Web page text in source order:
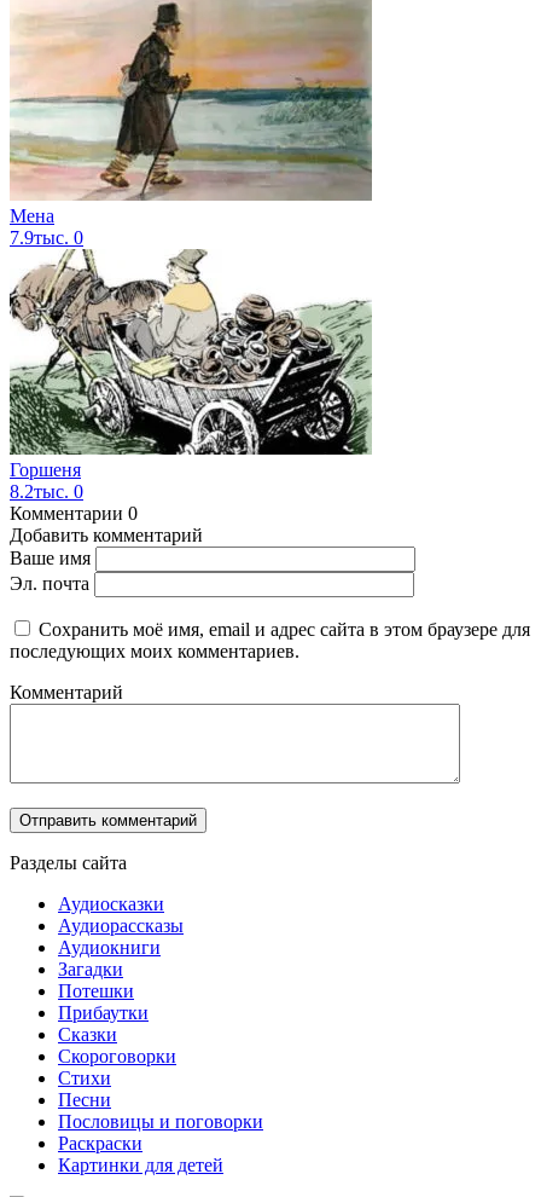
Мена
7.9тыс. 0
Горшеня
8.2тыс. 0
Комментарии 0
Добавить комментарий
Ваше имя
Эл. почта
Сохранить моё имя, email и адрес сайта в этом браузере для
последующих моих комментариев.
Комментарий
Разделы сайта
Аудиосказки
Аудиорассказы
Аудиокниги
Загадки
Потешки
Прибаутки
Сказки
Скороговорки
Стихи
Песни
Пословицы и поговорки
Раскраски
Картинки для детей